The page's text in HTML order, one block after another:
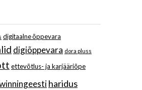
digitaalne õppevara
digiõppevara dora pluss
ettevõtlus- ja karjääriõpe
haridus